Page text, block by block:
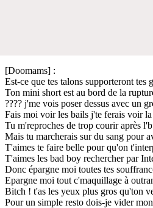
[Doomams] :
Est-ce que tes talons supporteront tes
Ton mini short est au bord de la
???? j'me vois poser dessus avec un
Fais moi voir les bails j'te ferais voir
Tu m'reproches de trop courir après
Mais tu marcherais sur du sang pour
T'aimes te faire belle pour qu'on
T'aimes les bad boy rechercher par
Donc épargne moi toutes tes
Epargne moi tout c'maquillage à
Bitch ! t'as les yeux plus gros qu'ton
Pour un simple resto dois-je vider